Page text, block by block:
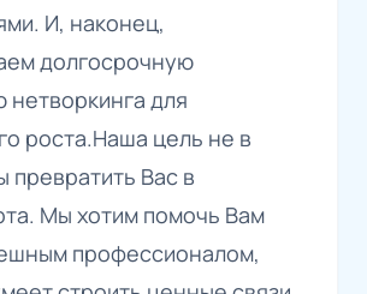
И, наконец,
долгосрочную
нетворкинга для
роста.Наша цель не в
превратить Вас в
Мы хотим помочь Вам
профессионалом,